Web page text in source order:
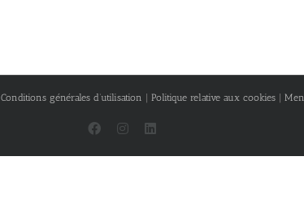
Conditions générales d’utilisation Politique relative aux cookies
FacebookInstagram